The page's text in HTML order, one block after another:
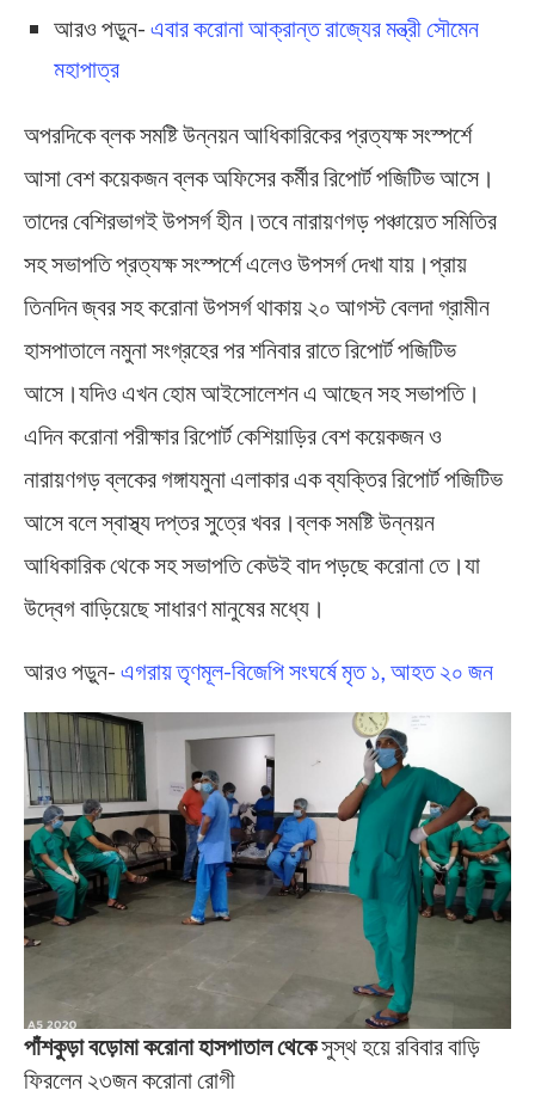
আরও পড়ুন- এবার করোনা আক্রান্ত রাজ্যের মন্ত্রী সৌমেন
মহাপাত্র
অপরদিকে ব্লক সমষ্টি উন্নয়ন আধিকারিকের প্রত্যক্ষ সংস্পর্শে
আসা বেশ কয়েকজন ব্লক অফিসের কর্মীর রিপোর্ট পজিটিভ আসে।
তাদের বেশিরভাগই উপসর্গ হীন।তবে নারায়ণগড় পঞ্চায়েত সমিতির
সহ সভাপতি প্রত্যক্ষ সংস্পর্শে এলেও উপসর্গ দেখা যায়।প্রায়
তিনদিন জ্বর সহ করোনা উপসর্গ থাকায় ২০ আগস্ট বেলদা গ্রামীন
হাসপাতালে নমুনা সংগ্রহের পর শনিবার রাতে রিপোর্ট পজিটিভ
আসে।যদিও এখন হোম আইসোলেশন এ আছেন সহ সভাপতি।
এদিন করোনা পরীক্ষার রিপোর্ট কেশিয়াড়ির বেশ কয়েকজন ও
নারায়ণগড় ব্লকের গঙ্গাযমুনা এলাকার এক ব্যক্তির রিপোর্ট পজিটিভ
আসে বলে স্বাস্থ্য দপ্তর সুত্রে খবর।ব্লক সমষ্টি উন্নয়ন
আধিকারিক থেকে সহ সভাপতি কেউই বাদ পড়ছে করোনা তে।যা
উদ্বেগ বাড়িয়েছে সাধারণ মানুষের মধ্যে।
আরও পড়ুন- এগরায় তৃণমূল-বিজেপি সংঘর্ষে মৃত ১, আহত ২০ জন
পাঁশকুড়া বড়োমা করোনা হাসপাতাল থেকেসুস্থ হয়ে রবিবার বাড়ি
ফিরলেন ২৩জন করোনা রোগী